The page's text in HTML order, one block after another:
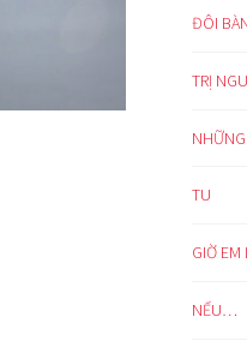
ĐÔI
TRỊ
NHỮNG
TU
GIỜ EM
NẾU…